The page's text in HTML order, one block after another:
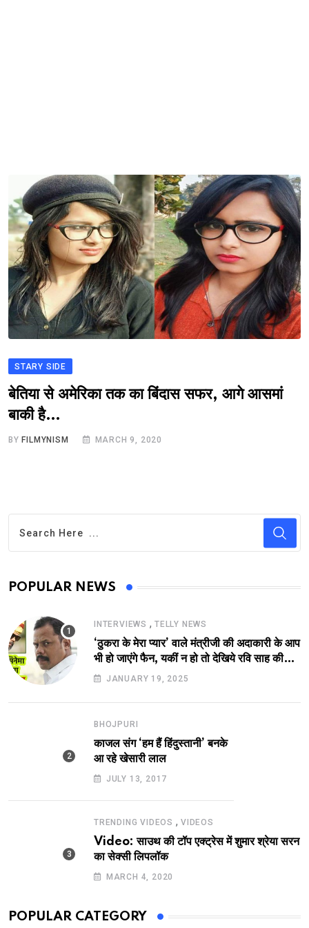
STARY SIDE
बेतिया से अमेरिका तक का बिंदास सफर, आगे आसमां
बाकी है…
BY FILMYNISM MARCH 9, 2020
POPULAR NEWS
INTERVIEWS , TELLY NEWS
‘ठुकरा के मेरा प्यार’ वाले मंत्रीजी की अदाकारी के आप
भी हो जाएंगे फैन, यकीं न हो तो देखिये रवि साह की
दमदार भूमिका
JANUARY 19, 2025
BHOJPURI
काजल संग ‘हम हैं हिंदुस्तानी’ बनके
आ रहे खेसारी लाल
JULY 13, 2017
TRENDING VIDEOS , VIDEOS
Video: साउथ की टॉप एक्ट्रेस में शुमार श्रेया सरन
का सेक्सी लिपलॉक
MARCH 4, 2020
POPULAR CATEGORY